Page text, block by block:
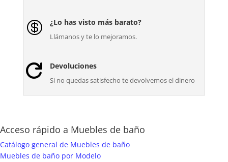
 ¿Lo has visto más barato?
Llámanos y te lo mejoramos.
 Devoluciones
Si no quedas satisfecho te devolvemos el dinero
Acceso rápido a Muebles de baño
Catálogo general de Muebles de baño
Muebles de baño por Modelo